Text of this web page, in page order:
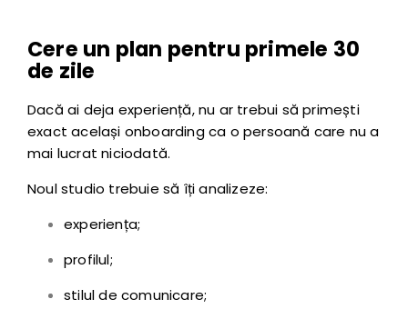
Cere un plan pentru primele 30
de zile
Dacă ai deja experiență, nu ar trebui să primești
exact același onboarding ca o persoană care nu a
mai lucrat niciodată.
Noul studio trebuie să îți analizeze:
experiența;
profilul;
stilul de comunicare;